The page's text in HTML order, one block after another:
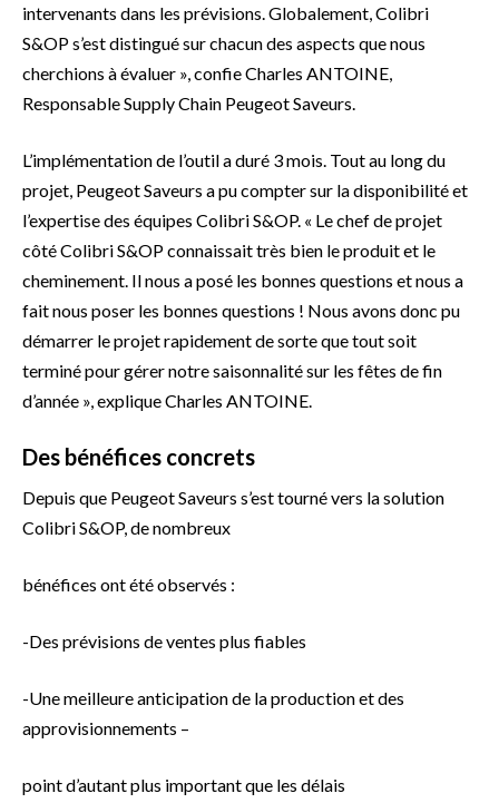
intervenants dans les prévisions. Globalement, Colibri
S&OP s’est distingué sur chacun des aspects que nous
cherchions à évaluer », confie Charles ANTOINE,
Responsable Supply Chain Peugeot Saveurs.
L’implémentation de l’outil a duré 3 mois. Tout au long du
projet, Peugeot Saveurs a pu compter sur la disponibilité et
l’expertise des équipes Colibri S&OP. « Le chef de projet
côté Colibri S&OP connaissait très bien le produit et le
cheminement. Il nous a posé les bonnes questions et nous a
fait nous poser les bonnes questions ! Nous avons donc pu
démarrer le projet rapidement de sorte que tout soit
terminé pour gérer notre saisonnalité sur les fêtes de fin
d’année », explique Charles ANTOINE.
Des bénéfices concrets
Depuis que Peugeot Saveurs s’est tourné vers la solution
Colibri S&OP, de nombreux
bénéfices ont été observés :
-Des prévisions de ventes plus fiables
-Une meilleure anticipation de la production et des
approvisionnements –
point d’autant plus important que les délais